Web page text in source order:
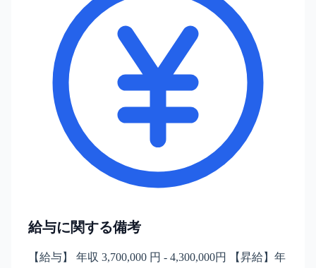
給与に関する備考
【給与】 年収 3,700,000 円 - 4,300,000円 【昇給】年